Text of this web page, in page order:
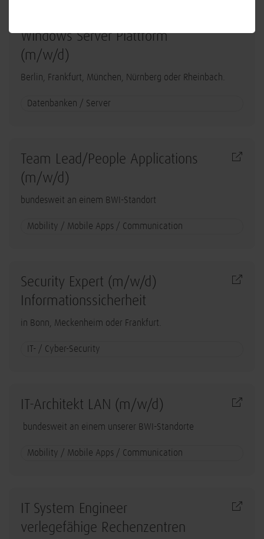
Windows Server Plattform
(m/w/d)
Berlin, Frankfurt, München, Nürnberg oder Rheinbach.
Datenbanken / Server
Team Lead/People Applications
(m/w/d)
bundesweit an einem BWI-Standort
Mobility / Mobile Apps / Communication
Security Expert (m/w/d)
Informationssicherheit
in Bonn, Meckenheim oder Frankfurt.
IT- / Cyber-Security
IT-Architekt LAN (m/w/d)
bundesweit an einem unserer BWI-Standorte
Mobility / Mobile Apps / Communication
IT System Engineer
verlegefähige Rechenzentren